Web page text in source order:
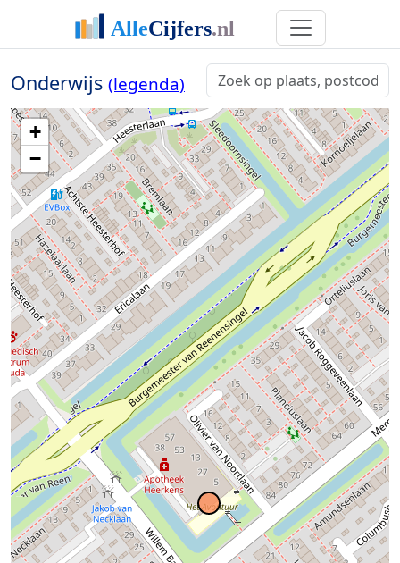
Onderwijs (legenda)
+
−